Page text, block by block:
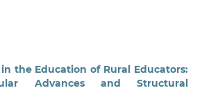
the Education of Rural Educators:
Advances and Structural